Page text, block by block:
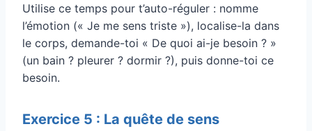
Utilise ce temps pour t’auto-réguler : nomme
l’émotion (« Je me sens triste »), localise-la dans
le corps, demande-toi « De quoi ai-je besoin ? »
(un bain ? pleurer ? dormir ?), puis donne-toi ce
besoin.
Exercice 5 : La quête de sens